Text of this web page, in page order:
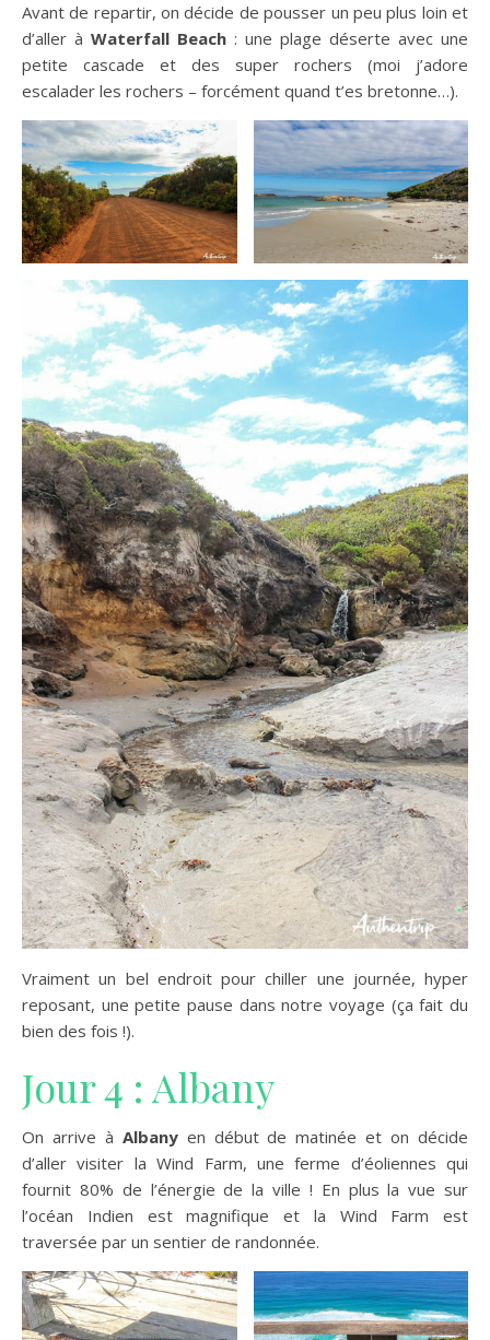
Avant de repartir, on décide de pousser un peu plus loin et
d’aller à Waterfall Beach : une plage déserte avec une
petite cascade et des super rochers (moi j’adore
escalader les rochers – forcément quand t’es bretonne…).
Vraiment un bel endroit pour chiller une journée, hyper
reposant, une petite pause dans notre voyage (ça fait du
bien des fois !).
Jour 4 : Albany
On arrive à Albanyen début de matinée et on décide
d’aller visiter la Wind Farm, une ferme d’éoliennes qui
fournit 80% de l’énergie de la ville ! En plus la vue sur
l’océan Indien est magnifique et la Wind Farm est
traversée par un sentier de randonnée.